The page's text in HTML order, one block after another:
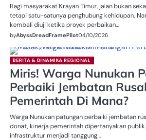
Bagi masyarakat Krayan Timur, jalan bukan
tetapi satu-satunya penghubung kehidupan.
kembali diuji ketika proyek perbaikan…
byAbyssDreadFramePilot04/10/2026
BERITA & DINAMIKA REGIONAL
Miris! Warga Nunukan
Perbaiki Jembatan
Pemerintah Di Mana?
Warga Nunukan patungan perbaiki jembatan
donat, kinerja pemerintah dipertanyakan
infrastruktur menjadi tanggung…